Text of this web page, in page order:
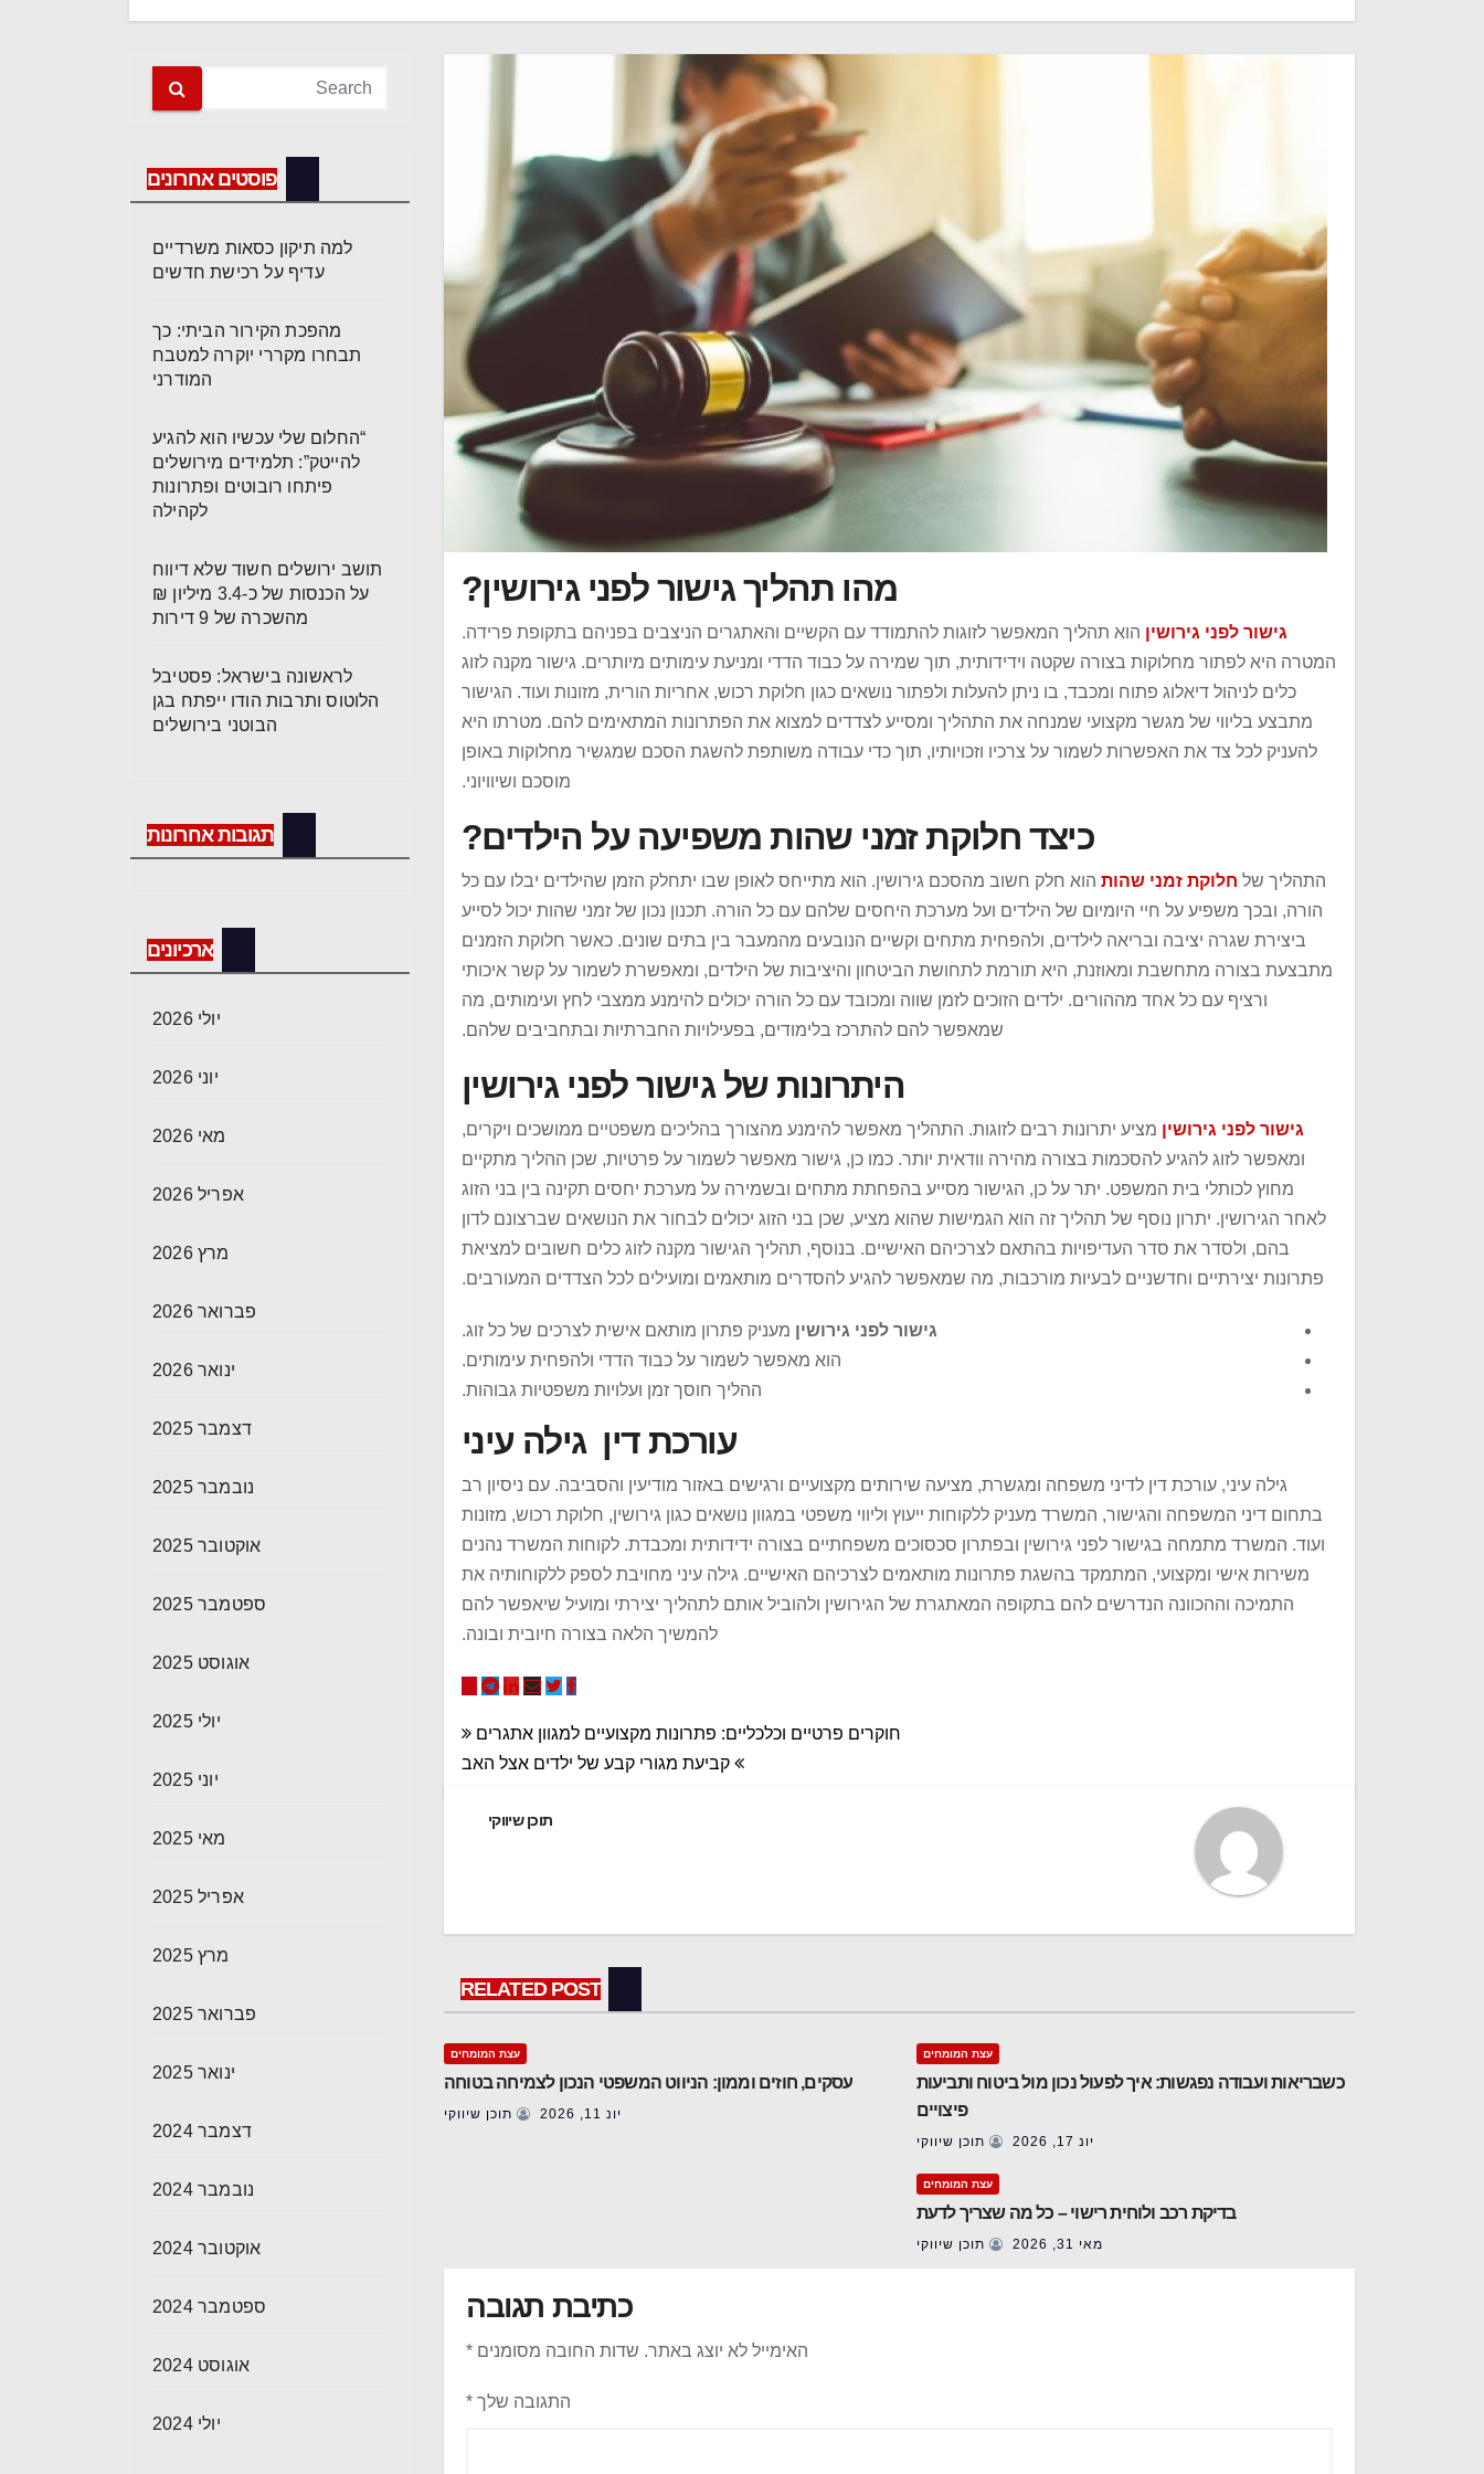
מהו תהליך גישור לפני גירושין?
גישור לפני גירושין הוא תהליך המאפשר לזוגות להתמודד עם הקשיים והאתגרים הניצבים בפניהם בתקופת פרידה.
המטרה היא לפתור מחלוקות בצורה שקטה וידידותית, תוך שמירה על כבוד הדדי ומניעת עימותים מיותרים. גישור מקנה לזוג
כלים לניהול דיאלוג פתוח ומכבד, בו ניתן להעלות ולפתור נושאים כגון חלוקת רכוש, אחריות הורית, מזונות ועוד. הגישור
מתבצע בליווי של מגשר מקצועי שמנחה את התהליך ומסייע לצדדים למצוא את הפתרונות המתאימים להם. מטרתו היא
להעניק לכל צד את האפשרות לשמור על צרכיו וזכויותיו, תוך כדי עבודה משותפת להשגת הסכם שמגשִיר מחלוקות באופן
מוסכם ושיוויוני.
כיצד חלוקת זמני שהות משפיעה על הילדים?
התהליך של חלוקת זמני שהות הוא חלק חשוב מהסכם גירושין. הוא מתייחס לאופן שבו יתחלק הזמן שהילדים יבלו עם כל
הורה, ובכך משפיע על חיי היומיום של הילדים ועל מערכת היחסים שלהם עם כל הורה. תכנון נכון של זמני שהות יכול לסייע
ביצירת שגרה יציבה ובריאה לילדים, ולהפחית מתחים וקשיים הנובעים מהמעבר בין בתים שונים. כאשר חלוקת הזמנים
מתבצעת בצורה מתחשבת ומאוזנת, היא תורמת לתחושת הביטחון והיציבות של הילדים, ומאפשרת לשמור על קשר איכותי
ורציף עם כל אחד מההורים. ילדים הזוכים לזמן שווה ומכובד עם כל הורה יכולים להימנע ממצבי לחץ ועימותים, מה
שמאפשר להם להתרכז בלימודים, בפעילויות החברתיות ובתחביבים שלהם.
היתרונות של גישור לפני גירושין
גישור לפני גירושין מציע יתרונות רבים לזוגות. התהליך מאפשר להימנע מהצורך בהליכים משפטיים ממושכים ויקרים,
ומאפשר לזוג להגיע להסכמות בצורה מהירה וודאית יותר. כמו כן, גישור מאפשר לשמור על פרטיות, שכן ההליך מתקיים
מחוץ לכותלי בית המשפט. יתר על כן, הגישור מסייע בהפחתת מתחים ובשמירה על מערכת יחסים תקינה בין בני הזוג
לאחר הגירושין. יתרון נוסף של תהליך זה הוא הגמישות שהוא מציע, שכן בני הזוג יכולים לבחור את הנושאים שברצונם לדון
בהם, ולסדר את סדר העדיפויות בהתאם לצרכיהם האישיים. בנוסף, תהליך הגישור מקנה לזוג כלים חשובים למציאת
פתרונות יצירתיים וחדשניים לבעיות מורכבות, מה שמאפשר להגיע להסדרים מותאמים ומועילים לכל הצדדים המעורבים.
גישור לפני גירושין מעניק פתרון מותאם אישית לצרכים של כל זוג.
הוא מאפשר לשמור על כבוד הדדי ולהפחית עימותים.
ההליך חוסך זמן ועלויות משפטיות גבוהות.
עורכת דין גילה עיני
גילה עיני, עורכת דין לדיני משפחה ומגשרת, מציעה שירותים מקצועיים ורגישים באזור מודיעין והסביבה. עם ניסיון רב
בתחום דיני המשפחה והגישור, המשרד מעניק ללקוחות ייעוץ וליווי משפטי במגוון נושאים כגון גירושין, חלוקת רכוש, מזונות
ועוד. המשרד מתמחה בגישור לפני גירושין ובפתרון סכסוכים משפחתיים בצורה ידידותית ומכבדת. לקוחות המשרד נהנים
משירות אישי ומקצועי, המתמקד בהשגת פתרונות מותאמים לצרכיהם האישיים. גילה עיני מחויבת לספק ללקוחותיה את
התמיכה וההכוונה הנדרשים להם בתקופה המאתגרת של הגירושין ולהוביל אותם לתהליך יצירתי ומועיל שיאפשר להם
להמשיך הלאה בצורה חיובית ובונה.
חוקרים פרטיים וכלכליים: פתרונות מקצועיים למגוון אתגרים
קביעת מגורי קבע של ילדים אצל האב
תוכן שיווקי
RELATED POST
עצת המומחים
כשבריאות ועבודה נפגשות: איך לפעול נכון מול ביטוח ותביעות
פיצויים
יונ 17, 2026 תוכן שיווקי
עצת המומחים
עסקים, חוזים וממון: הניווט המשפטי הנכון לצמיחה בטוחה
יונ 11, 2026 תוכן שיווקי
עצת המומחים
בדיקת רכב ולוחית רישוי – כל מה שצריך לדעת
מאי 31, 2026 תוכן שיווקי
כתיבת תגובה
האימייל לא יוצג באתר. שדות החובה מסומנים *
התגובה שלך *
פוסטים אחרונים
למה תיקון כסאות משרדיים
עדיף על רכישת חדשים
מהפכת הקירור הביתי: כך
תבחרו מקררי יוקרה למטבח
המודרני
“החלום שלי עכשיו הוא להגיע
להייטק”: תלמידים מירושלים
פיתחו רובוטים ופתרונות
לקהילה
תושב ירושלים חשוד שלא דיווח
על הכנסות של כ-3.4 מיליון ₪
מהשכרה של 9 דירות
לראשונה בישראל: פסטיבל
הלוטוס ותרבות הודו ייפתח בגן
הבוטני בירושלים
תגובות אחרונות
ארכיונים
יולי 2026
יוני 2026
מאי 2026
אפריל 2026
מרץ 2026
פברואר 2026
ינואר 2026
דצמבר 2025
נובמבר 2025
אוקטובר 2025
ספטמבר 2025
אוגוסט 2025
יולי 2025
יוני 2025
מאי 2025
אפריל 2025
מרץ 2025
פברואר 2025
ינואר 2025
דצמבר 2024
נובמבר 2024
אוקטובר 2024
ספטמבר 2024
אוגוסט 2024
יולי 2024